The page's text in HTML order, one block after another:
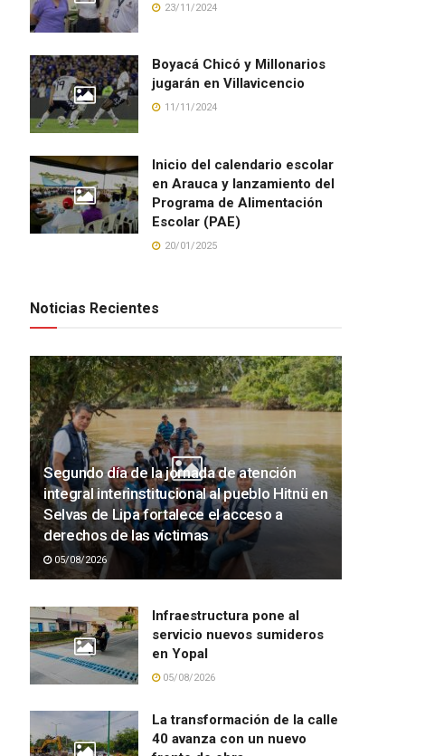
23/11/2024
Boyacá Chicó y Millonarios
jugarán en Villavicencio
11/11/2024
Inicio del calendario escolar
en Arauca y lanzamiento del
Programa de Alimentación
Escolar (PAE)
20/01/2025
Noticias Recientes
Segundo día de la jornada de atención
integral interinstitucional al pueblo Hitnü en
Selvas de Lipa fortalece el acceso a
derechos de las víctimas
05/08/2026
Infraestructura pone al
servicio nuevos sumideros
en Yopal
05/08/2026
La transformación de la calle
40 avanza con un nuevo